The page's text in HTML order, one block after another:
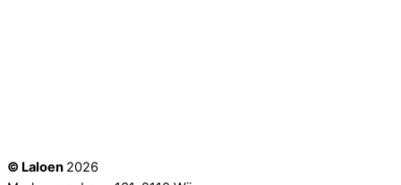
© Laloen 2026